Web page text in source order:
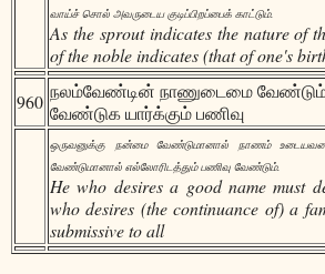
வாய்ச் சொல் அவருடைய குடிப்பிறப்பைக் காட்டும்.
As the sprout indicates the nature of
of the noble indicates (that of one's
960 நலம்வேண்டின் நாணுடைமை
வேண்டுக யார்க்கும் பணிவு
ஒருவனுக்கு நன்மை வேண்டுமானால் நாணம்
வேண்டுமானால் எல்லோரிடத்தும் பணிவு வேண்டும்.
He who desires a good name must
who desires (the continuance of) a
submissive to all